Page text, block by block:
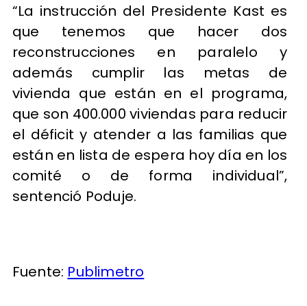
“La instrucción del Presidente Kast es
que tenemos que hacer dos
reconstrucciones en paralelo y
además cumplir las metas de
vivienda que están en el programa,
que son 400.000 viviendas para reducir
el déficit y atender a las familias que
están en lista de espera hoy día en los
comité o de forma individual”,
sentenció Poduje.
Fuente: Publimetro